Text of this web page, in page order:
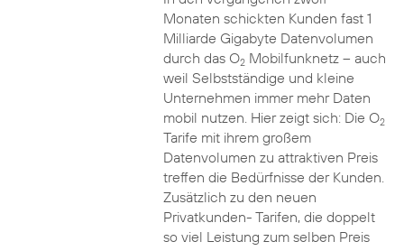
Monaten schickten Kunden fast 1
Milliarde Gigabyte Datenvolumen
durch das O2Mobilfunknetz – auch
weil Selbstständige und kleine
Unternehmen immer mehr Daten
mobil nutzen. Hier zeigt sich: Die O2
Tarife mit ihrem großem
Datenvolumen zu attraktiven Preis
treffen die Bedürfnisse der Kunden.
Zusätzlich zu den neuen
Privatkunden- Tarifen, die doppelt
so viel Leistung zum selben Preis